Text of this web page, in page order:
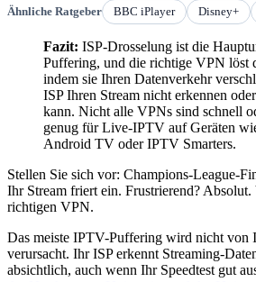
Ähnliche Ratgeber BBC iPlayer Disney+
Fazit: ISP-Drosselung ist die
Puffering, und die richtige VPN löst
indem sie Ihren Datenverkehr
ISP Ihren Stream nicht erkennen
kann. Nicht alle VPNs sind schnell
genug für Live-IPTV auf Geräten
Android TV oder IPTV Smarters.
Stellen Sie sich vor: Champions-League-
Ihr Stream friert ein. Frustrierend? Absolut.
richtigen VPN.
Das meiste IPTV-Puffering wird nicht von
verursacht. Ihr ISP erkennt Streaming-
absichtlich, auch wenn Ihr Speedtest gut